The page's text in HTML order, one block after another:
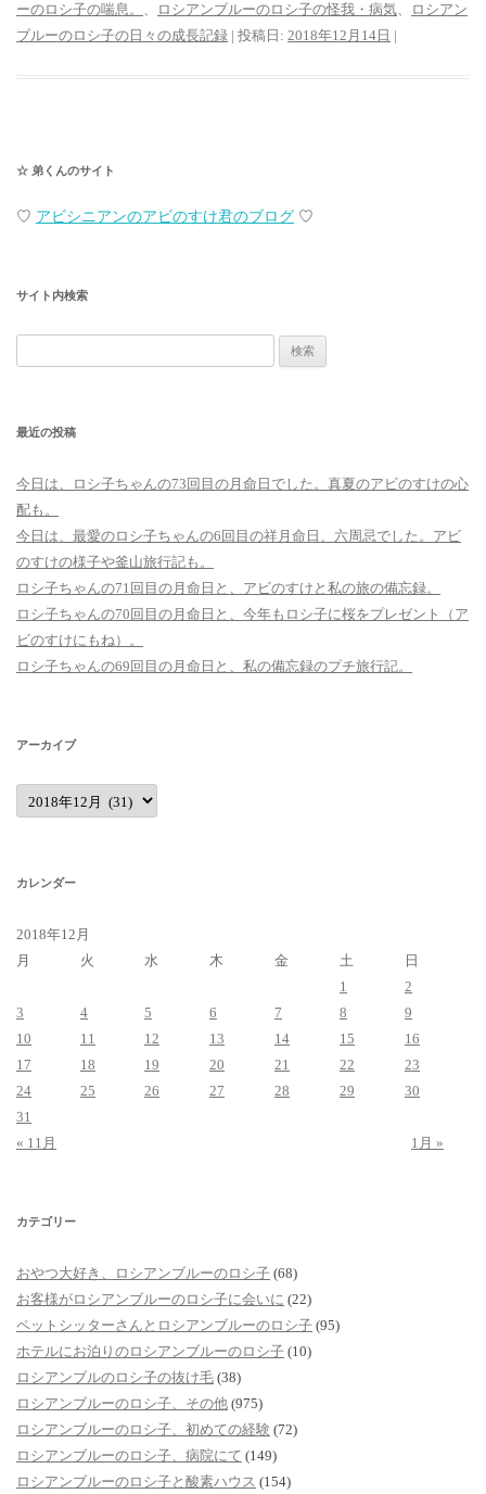
ーのロシ子の喘息。 、 ロシアンブルーのロシ子の怪我・病気、
ロシアン
ブルーのロシ子の日々の成長記録 | 投稿日: 2018年12月14日 |
☆ 弟くんのサイト
♡ アビシニアンのアビのすけ君のブログ ♡
サイト内検索
索:
最近の投稿
今日は、ロシ子ちゃんの73回目の月命日でした。真夏のアビのすけの心
配も。
今日は、最愛のロシ子ちゃんの6回目の祥月命日、六周忌でした。アビ
のすけの様子や釜山旅行記も。
ロシ子ちゃんの71回目の月命日と、アビのすけと私の旅の備忘録。
ロシ子ちゃんの70回目の月命日と、今年もロシ子に桜をプレゼント（ア
ビのすけにもね）。
ロシ子ちゃんの69回目の月命日と、私の備忘録のプチ旅行記。
アーカイブ
ア
ー
カ
カレンダー
2018年12月
月
火 水 木 金 土
日
1
2
3
4 5 6 7 8
9
10
11 12 13 14 15
16
17
18 19 20 21 22
23
24
25 26 27 28 29
30
31
« 11月
1月 »
カテゴリー
おやつ大好き、ロシアンブルーのロシ子 (68)
お客様がロシアンブルーのロシ子に会いに (22)
ペットシッターさんとロシアンブルーのロシ子 (95)
ホテルにお泊りのロシアンブルーのロシ子 (10)
ロシアンブルのロシ子の抜け毛 (38)
ロシアンブルーのロシ子、その他 (975)
ロシアンブルーのロシ子、初めての経験 (72)
ロシアンブルーのロシ子、病院にて (149)
ロシアンブルーのロシ子と酸素ハウス (154)